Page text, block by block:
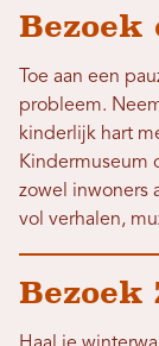
Bezoek
Toe aan een
probleem.
kinderlijk hart
Kindermuseum
zowel inwoners
vol verhalen,